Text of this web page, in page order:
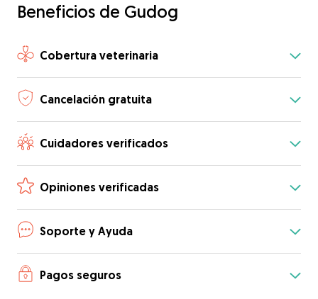
Beneficios de Gudog
Cobertura veterinaria
Cancelación gratuita
Cuidadores verificados
Opiniones verificadas
Soporte y Ayuda
Pagos seguros